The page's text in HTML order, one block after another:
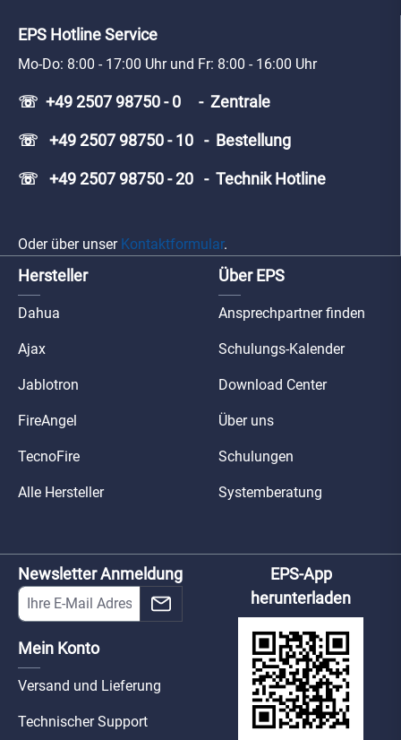
EPS Hotline Service
Mo-Do: 8:00 - 17:00 Uhr und Fr: 8:00 - 16:00 Uhr
☏ +49 2507 98750 - 0 - Zentrale
☏ +49 2507 98750 - 10 - Bestellung
☏ +49 2507 98750 - 20 - Technik Hotline
Oder über unser Kontaktformular.
Hersteller
Dahua
Ajax
Jablotron
FireAngel
TecnoFire
Alle Hersteller
Über EPS
Ansprechpartner finden
Schulungs-Kalender
Download Center
Über uns
Schulungen
Systemberatung
Newsletter Anmeldung
Mein Konto
Versand und Lieferung
Technischer Support
EPS-App
herunterladen